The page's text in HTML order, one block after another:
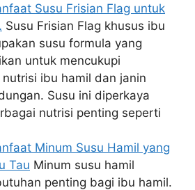
Susu Frisian Flag untuk
Susu Frisian Flag khusus ibu
susu formula yang
untuk mencukupi
ibu hamil dan janin
Susu ini diperkaya
nutrisi penting seperti
Minum Susu Hamil yang
Tau Minum susu hamil
penting bagi ibu hamil.